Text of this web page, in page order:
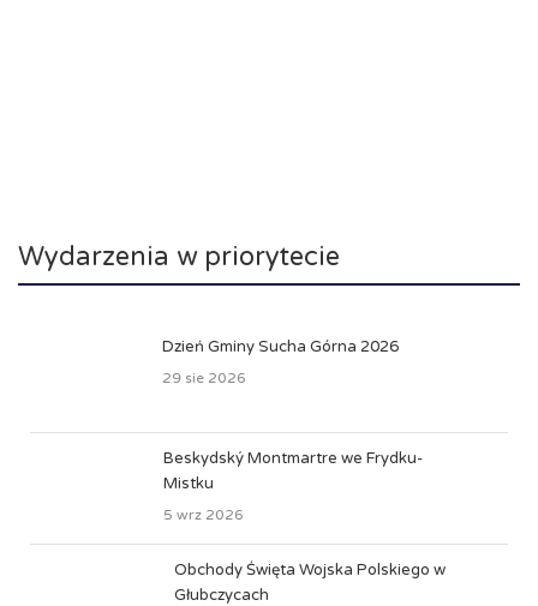
Wydarzenia w priorytecie
Dzień Gminy Sucha Górna 2026
29 sie 2026
Beskydský Montmartre we Frydku-
Mistku
5 wrz 2026
Obchody Święta Wojska Polskiego w
Głubczycach